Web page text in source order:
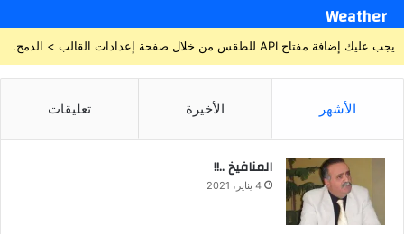
Weather
يجب عليك إضافة مفتاح API للطقس من خلال صفحة إعدادات القالب > الدمج.
الأشهر الأخيرة تعليقات
المنافيخ ..!!
4 يناير، 2021